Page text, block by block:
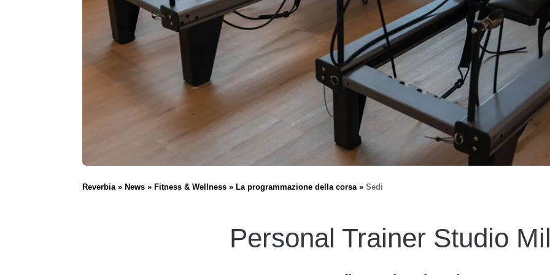
Reverbia News Fitness & Wellness La programmazione della corsa Sedi
Personal Trainer Studio